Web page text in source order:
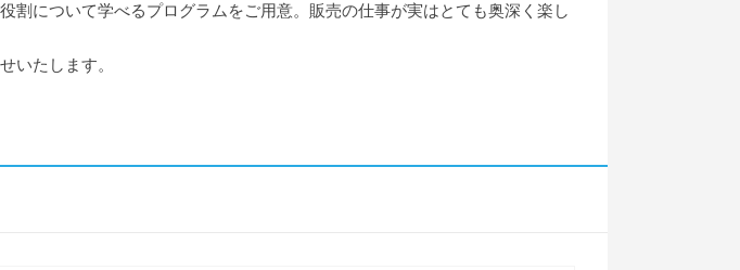
について学べるプログラムをご用意。販売の仕事が実はとても奥深く楽し
いたします。